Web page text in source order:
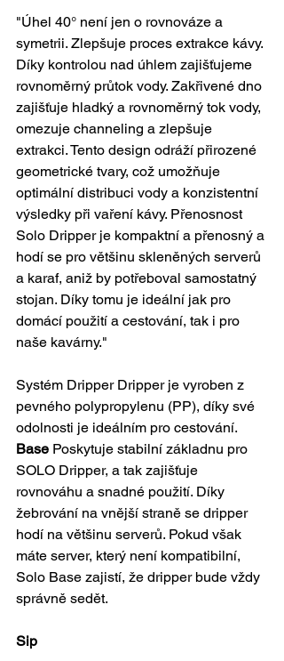
"Úhel 40° není jen o rovnováze a
symetrii. Zlepšuje proces extrakce kávy.
Díky kontrolou nad úhlem zajišťujeme
rovnoměrný průtok vody. Zakřivené dno
zajišťuje hladký a rovnoměrný tok vody,
omezuje channeling a zlepšuje
extrakci. Tento design odráží přirozené
geometrické tvary, což umožňuje
optimální distribuci vody a konzistentní
výsledky při vaření kávy. Přenosnost
Solo Dripper je kompaktní a přenosný a
hodí se pro většinu skleněných serverů
a karaf, aniž by potřeboval samostatný
stojan. Díky tomu je ideální jak pro
domácí použití a cestování, tak i pro
naše kavárny."
Systém Dripper Dripper je vyroben z
pevného polypropylenu (PP), díky své
odolnosti je ideálním pro cestování.
Base Poskytuje stabilní základnu pro
SOLO Dripper, a tak zajišťuje
rovnováhu a snadné použití. Díky
žebrování na vnější straně se dripper
hodí na většinu serverů. Pokud však
máte server, který není kompatibilní,
Solo Base zajistí, že dripper bude vždy
správně sedět.
Sip